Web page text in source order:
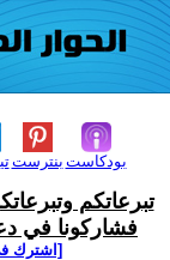
بنترست بودكاست
تبرعاتكم
فشاركونا في
[اشترك